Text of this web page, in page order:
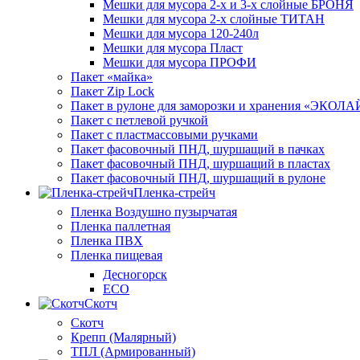
Мешки для мусора 2-х и 3-х слойные БРОНЯ
Мешки для мусора 2-х слойные ТИТАН
Мешки для мусора 120-240л
Мешки для мусора Пласт
Мешки для мусора ПРОФИ
Пакет «майка»
Пакет Zip Lock
Пакет в рулоне для заморозки и хранения
Пакет с петлевой ручкой
Пакет с пластмассовыми ручками
Пакет фасовочный ПНД, шуршащий в пачках
Пакет фасовочный ПНД, шуршащий в пластах
Пакет фасовочный ПНД, шуршащий в рулоне
Пленка-стрейч
Пленка Воздушно пузырчатая
Пленка паллетная
Пленка ПВХ
Пленка пищевая
Десногорск
ECO
Скотч
Скотч
Крепп (Малярный)
ТПЛ (Армированный)